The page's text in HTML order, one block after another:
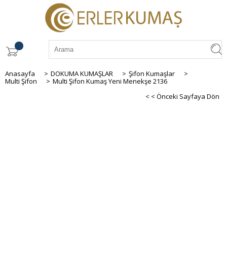
Anasayfa > DOKUMA KUMAŞLAR > Şifon Kumaşlar
>
Multi Şifon
> Multi Şifon Kumaş Yeni Menekşe 2136
< < Önceki Sayfaya Dön